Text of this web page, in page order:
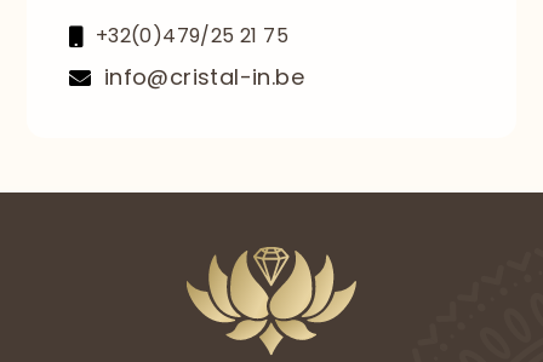
+32(0)479/25 21 75
 info@cristal-in.be